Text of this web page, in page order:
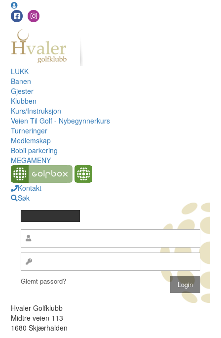
LUKK
Banen
Gjester
Klubben
Kurs/Instruksjon
Veien Til Golf - Nybegynnerkurs
Turneringer
Medlemskap
Bobil parkering
MEGAMENY
Kontakt
Søk
Glemt passord?
Hvaler Golfklubb
Midtre veien 113
1680 Skjærhalden